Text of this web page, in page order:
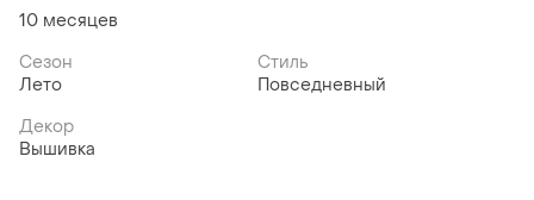
10 месяцев
Сезон
Лето
Стиль
Повседневный
Декор
Вышивка